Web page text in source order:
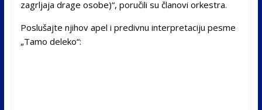
zagrljaja drage osobe)“, poručili su članovi orkestra.
Poslušajte njihov apel i predivnu interpretaciju pesme
„Tamo deleko“: